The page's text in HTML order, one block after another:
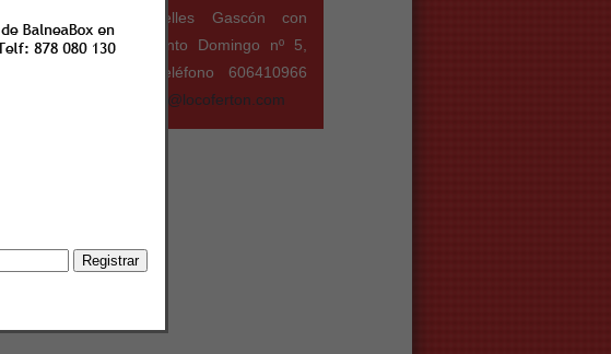
Ángel Joaquín Centelles Gascón con
domicilio en Plaza Santo Domingo nº 5,
44600 de Alcañiz, teléfono 606410966
info@locoferton.com